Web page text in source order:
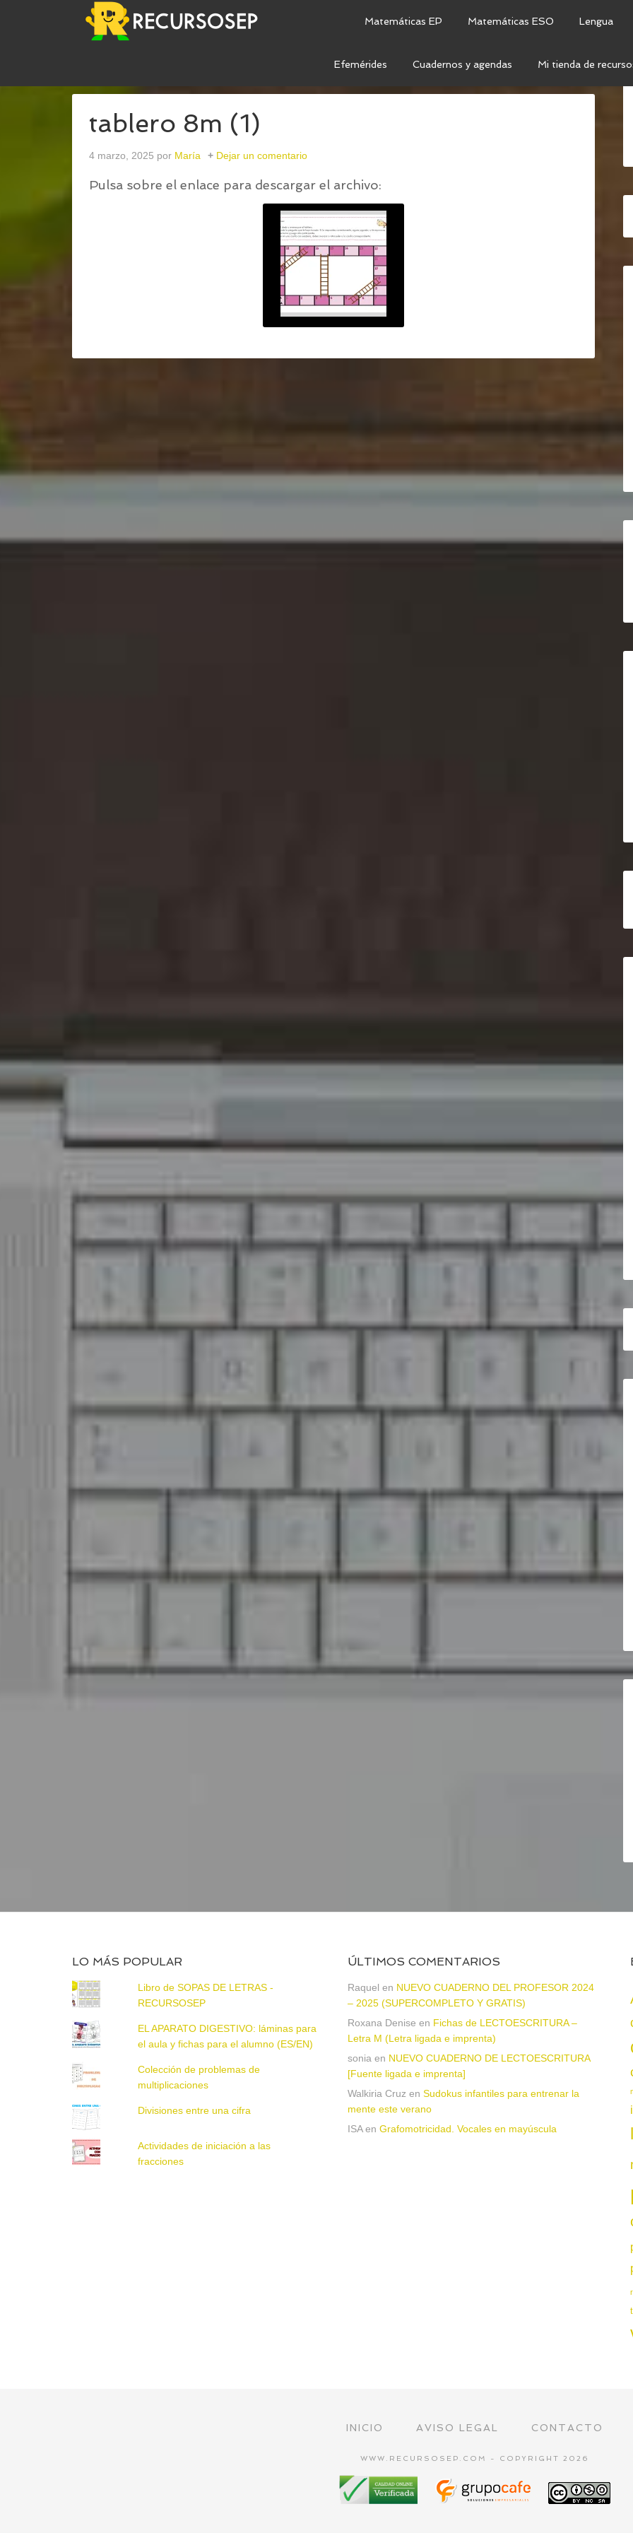
Matemáticas EP Matemáticas ESO Lengua
Efemérides Cuadernos y agendas Mi tienda de
TABLERO 8M (1)
tablero 8m (1)
4 marzo, 2025 por María Dejar un comentario
Pulsa sobre el enlace para descargar el archivo:
LO MÁS POPULAR
Libro de SOPAS DE LETRAS -
RECURSOSEP
EL APARATO DIGESTIVO: láminas para
el aula y fichas para el alumno (ES/EN)
Colección de problemas de
multiplicaciones
Divisiones entre una cifra
Actividades de iniciación a las
fracciones
ÚLTIMOS COMENTARIOS
Raquel en NUEVO CUADERNO DEL PROFESOR 2024
– 2025 (SUPERCOMPLETO Y GRATIS)
Roxana Denise en Fichas de LECTOESCRITURA –
Letra M (Letra ligada e imprenta)
sonia en NUEVO CUADERNO DE LECTOESCRITURA
[Fuente ligada e imprenta]
Walkiria Cruz en Sudokus infantiles para entrenar la
mente este verano
ISAen Grafomotricidad. Vocales en mayúscula
INICIO AVISO LEGAL CONTACTO
WWW.RECURSOSEP.COM - COPYRIGHT 2026